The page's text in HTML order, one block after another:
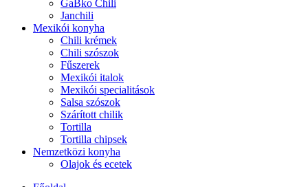
GaBko Chili
Janchili
Mexikói konyha
Chili krémek
Chili szószok
Fűszerek
Mexikói italok
Mexikói specialitások
Salsa szószok
Szárított chilik
Tortilla
Tortilla chipsek
Nemzetközi konyha
Olajok és ecetek